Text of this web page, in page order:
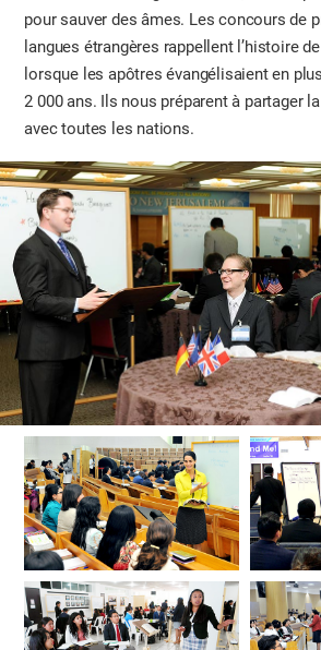
pour sauver des âmes. Les concours de
langues étrangères rappellent l’histoire
lorsque les apôtres évangélisaient en
2 000 ans. Ils nous préparent à partager
avec toutes les nations.